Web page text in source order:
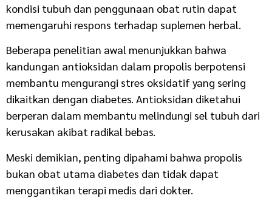
kondisi tubuh dan penggunaan obat rutin dapat
memengaruhi respons terhadap suplemen herbal.
Beberapa penelitian awal menunjukkan bahwa
kandungan antioksidan dalam propolis berpotensi
membantu mengurangi stres oksidatif yang sering
dikaitkan dengan diabetes. Antioksidan diketahui
berperan dalam membantu melindungi sel tubuh dari
kerusakan akibat radikal bebas.
Meski demikian, penting dipahami bahwa propolis
bukan obat utama diabetes dan tidak dapat
menggantikan terapi medis dari dokter.